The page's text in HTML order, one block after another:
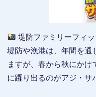
堤防ファミリーフィ
堤防や漁港は、年間を通
ますが、春から秋にか
に躍り出るのがアジ・サ